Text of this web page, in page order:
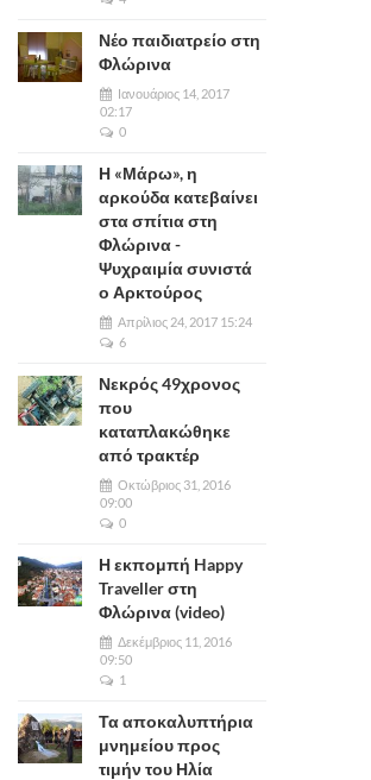
Νέο παιδιατρείο στη
Φλώρινα
Ιανουάριος 14, 2017
02:17
0
Η «Μάρω», η
αρκούδα κατεβαίνει
στα σπίτια στη
Φλώρινα -
Ψυχραιμία συνιστά
ο Αρκτούρος
Απρίλιος 24, 2017 15:24
6
Νεκρός 49χρονος
που
καταπλακώθηκε
από τρακτέρ
Οκτώβριος 31, 2016
09:00
0
Η εκπομπή Happy
Traveller στη
Φλώρινα (video)
Δεκέμβριος 11, 2016
09:50
1
Τα αποκαλυπτήρια
μνημείου προς
τιμήν του Ηλία